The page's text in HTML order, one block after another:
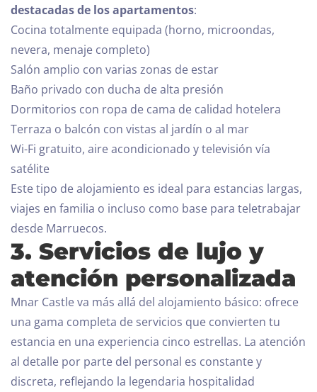
destacadas de los apartamentos:
Cocina totalmente equipada (horno, microondas,
nevera, menaje completo)
Salón amplio con varias zonas de estar
Baño privado con ducha de alta presión
Dormitorios con ropa de cama de calidad hotelera
Terraza o balcón con vistas al jardín o al mar
Wi-Fi gratuito, aire acondicionado y televisión vía
satélite
Este tipo de alojamiento es ideal para estancias largas,
viajes en familia o incluso como base para teletrabajar
desde Marruecos.
3. Servicios de lujo y
atención personalizada
Mnar Castle va más allá del alojamiento básico: ofrece
una gama completa de servicios que convierten tu
estancia en una experiencia cinco estrellas. La atención
al detalle por parte del personal es constante y
discreta, reflejando la legendaria hospitalidad